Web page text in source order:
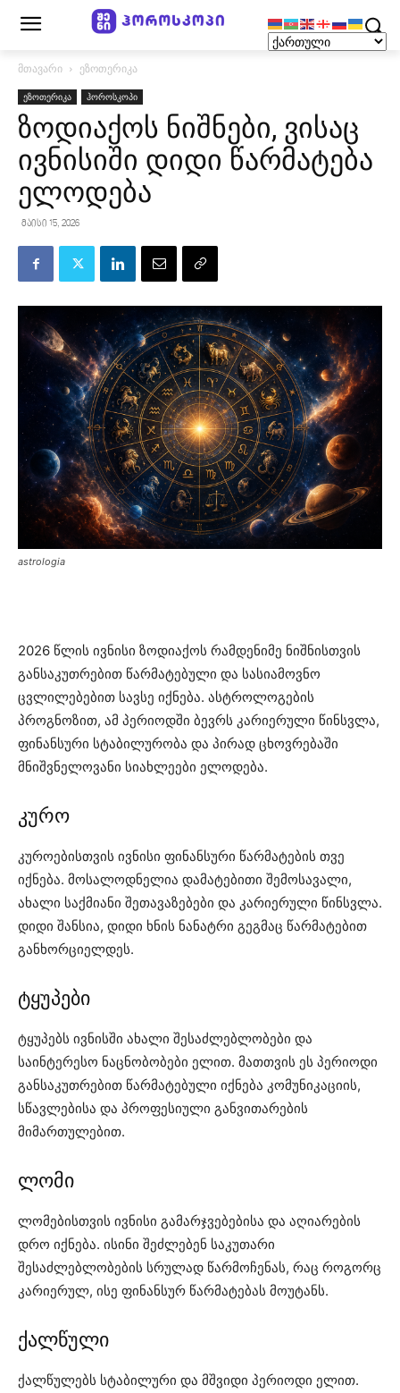
მთავარი ეზოთერიკა
ეზოთერიკა ჰოროსკოპი
ზოდიაქოს ნიშნები, ვისაც
ივნისიში დიდი წარმატება
ელოდება
მაისი 15, 2026
astrologia
2026 წლის ივნისი ზოდიაქოს რამდენიმე ნიშნისთვის
განსაკუთრებით წარმატებული და სასიამოვნო
ცვლილებებით სავსე იქნება. ასტროლოგების
პროგნოზით, ამ პერიოდში ბევრს კარიერული წინსვლა,
ფინანსური სტაბილურობა და პირად ცხოვრებაში
მნიშვნელოვანი სიახლეები ელოდება.
კურო
კუროებისთვის ივნისი ფინანსური წარმატების თვე
იქნება. მოსალოდნელია დამატებითი შემოსავალი,
ახალი საქმიანი შეთავაზებები და კარიერული წინსვლა.
დიდი შანსია, დიდი ხნის ნანატრი გეგმაც წარმატებით
განხორციელდეს.
ტყუპები
ტყუპებს ივნისში ახალი შესაძლებლობები და
საინტერესო ნაცნობობები ელით. მათთვის ეს პერიოდი
განსაკუთრებით წარმატებული იქნება კომუნიკაციის,
სწავლებისა და პროფესიული განვითარების
მიმართულებით.
ლომი
ლომებისთვის ივნისი გამარჯვებებისა და აღიარების
დრო იქნება. ისინი შეძლებენ საკუთარი
შესაძლებლობების სრულად წარმოჩენას, რაც როგორც
კარიერულ, ისე ფინანსურ წარმატებას მოუტანს.
ქალწული
ქალწულებს სტაბილური და მშვიდი პერიოდი ელით.